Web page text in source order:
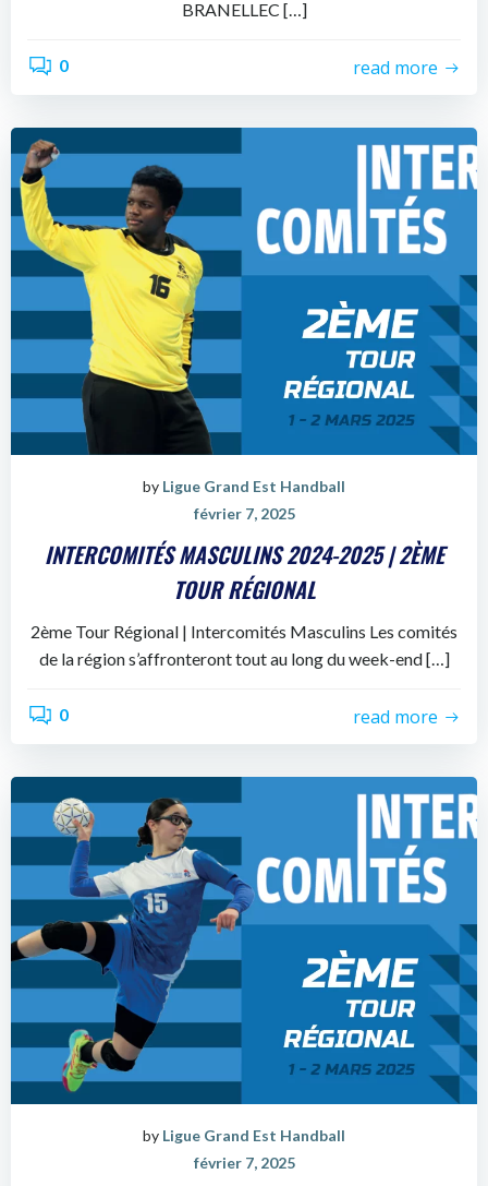
BRANELLEC […]
0 read more
by Ligue Grand Est Handball
février 7, 2025
INTERCOMITÉS MASCULINS 2024-2025 | 2ÈME
TOUR RÉGIONAL
2ème Tour Régional | Intercomités Masculins Les comités
de la région s’affronteront tout au long du week-end […]
0 read more
by Ligue Grand Est Handball
février 7, 2025